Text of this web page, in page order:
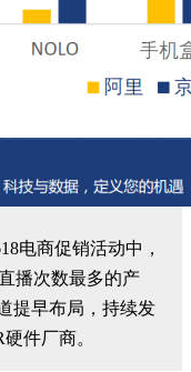
电商促销活动中，
播次数最多的产
提早布局，持续发
硬件厂商。